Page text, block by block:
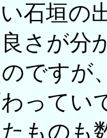
石垣の
さが分
ですが
ってい
もの